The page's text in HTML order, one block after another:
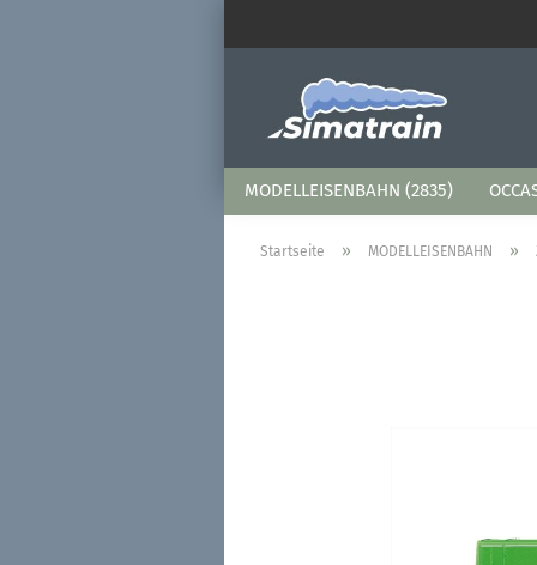
MODELLEISENBAHN (2835)
Startseite » MODELLEISENBAHN »